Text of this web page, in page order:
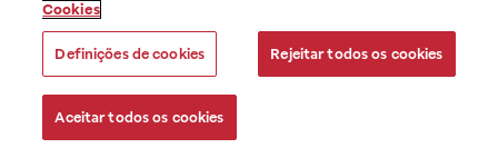
Cookies
Definições de cookies Rejeitar todos os cookies
Aceitar todos os cookies